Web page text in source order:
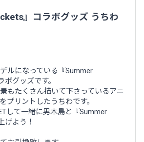
』コラボグッズ うちわ
ルになっている『Summer
グッズです。
もたくさん描いて下さっているアニ
プリントしたうちわです。
して一緒に男木島と『Summer
げよう！